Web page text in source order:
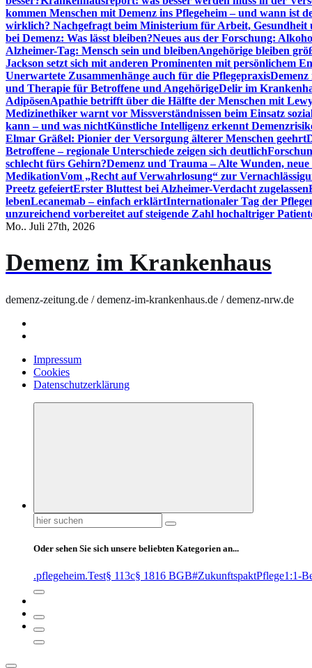
kommen Menschen mit Demenz ins Pflegeheim – und wann ist
wirklich? Nachgefragt beim Ministerium für Arbeit, Gesundheit
bei Demenz: Was lässt bleiben?Neues aus der Forschung:
Alzheimer-Tag: Mensch sein und bleibenAngehörige bleiben
Jackson setzt sich mit anderen Prominenten mit persönlichem
Unerwartete Zusammenhänge auch für die Pflegepraxis
und Therapie für Betroffene und AngehörigeDelir im
AdipösenApathie betrifft über die Hälfte der Menschen mit
Medizinethiker warnt vor Missverständnissen beim Einsatz
kann – und was nichtKünstliche Intelligenz erkennt
Elmar Gräßel: Pionier der Versorgung älterer Menschen geehrt
Betroffene – regionale Unterschiede zeigen sich deutlich
schlecht fürs Gehirn?Demenz und Trauma – Alte Wunden,
MedikationVom „Recht auf Verwahrlosung“ zur
Preetz gefeiertErster Bluttest bei Alzheimer-Verdacht zugelassen
lebenLecanemab – einfach erklärtInternationaler Tag der
unzureichend vorbereitet auf steigende Zahl hochaltriger
Mo.. Juli 27th, 2026
Demenz im Krankenhaus
demenz-zeitung.de / demenz-im-krankenhaus.de / demenz-nrw.de
Impressum
Cookies
Datenschutzerklärung
Suchen
nach:
Oder sehen Sie sich unsere beliebten Kategorien an...
.pflegeheim.Test§ 113c§ 1816 BGB#ZukunftspaktPflege1:1-